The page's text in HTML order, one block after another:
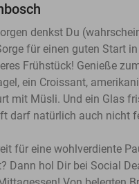
denkst Du
für einen guten Start
Frühstück! Genieße
ein Croissant,
mit Müsli. Und ein Glas
darf natürlich auch nicht
für eine wohlverdiente
Dann hol Dir bei Social